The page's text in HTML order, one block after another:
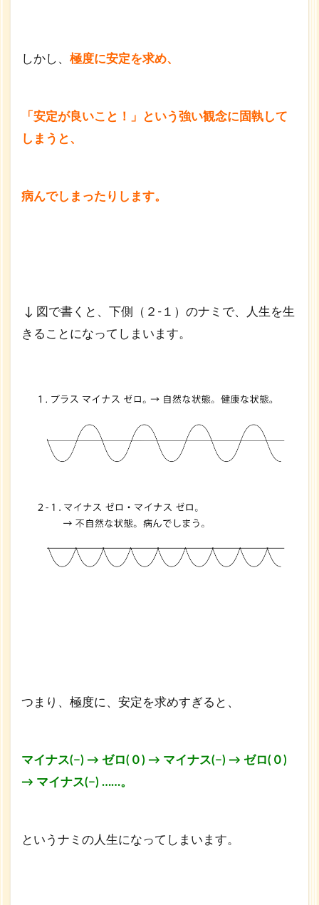
しかし、 極度に安定を求め、
「安定が良いこと！」
という強い観念に固執して
しまうと、
病んでしまったりします。
↓ 図で書くと、下側（２-１）のナミで、人生を生
きることになってしまいます。
つまり、極度に、安定を求めすぎると、
マイナス(−) → ゼロ(０) → マイナス(−) → ゼロ(０)
→ マイナス(−) ……。
というナミの人生になってしまいます。